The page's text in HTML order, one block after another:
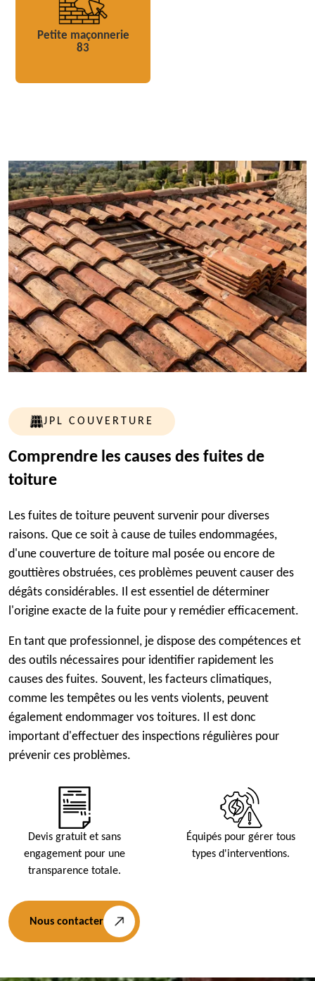
Petite maçonnerie
83
JPL COUVERTURE
Comprendre les causes des fuites de
toiture
Les fuites de toiture peuvent survenir pour diverses
raisons. Que ce soit à cause de tuiles endommagées,
d'une couverture de toiture mal posée ou encore de
gouttières obstruées, ces problèmes peuvent causer des
dégâts considérables. Il est essentiel de déterminer
l'origine exacte de la fuite pour y remédier efficacement.
En tant que professionnel, je dispose des compétences et
des outils nécessaires pour identifier rapidement les
causes des fuites. Souvent, les facteurs climatiques,
comme les tempêtes ou les vents violents, peuvent
également endommager vos toitures. Il est donc
important d'effectuer des inspections régulières pour
prévenir ces problèmes.
Devis gratuit et sans
engagement pour une
transparence totale.
Équipés pour gérer tous
types d'interventions.
Nous contacter